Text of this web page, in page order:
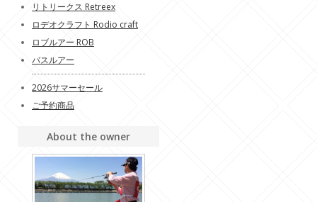
リトリークス Retreex
ロデオクラフト Rodio craft
ロブルアー ROB
バスルアー
2026サマーセール
ご予約商品
About the owner